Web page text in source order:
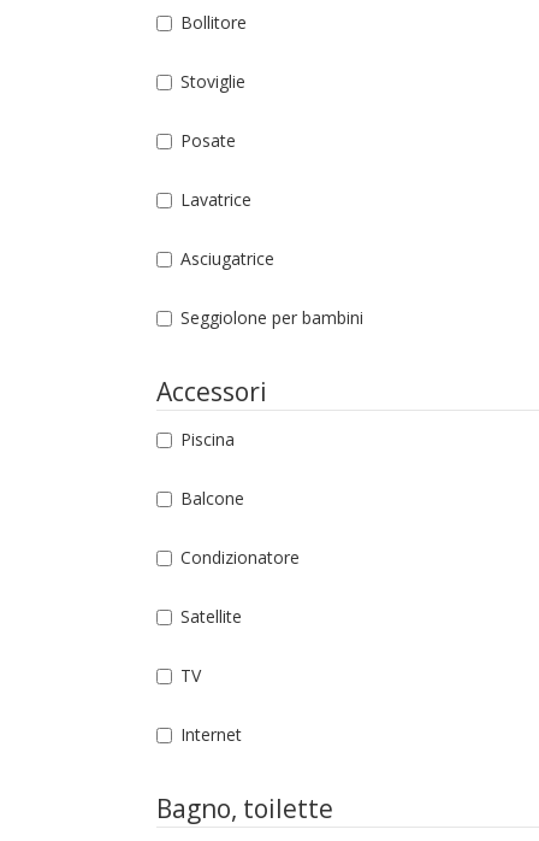
Bollitore
Stoviglie
Posate
Lavatrice
Asciugatrice
Seggiolone per bambini
Accessori
Piscina
Balcone
Condizionatore
Satellite
TV
Internet
Bagno, toilette